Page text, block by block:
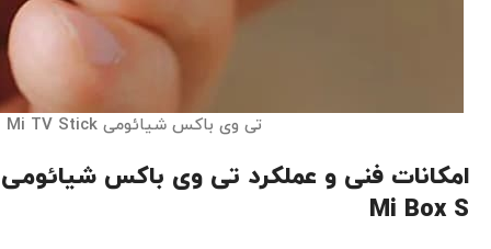
تی وی باکس شیائومی Mi TV Stick
امکانات فنی و عملکرد تی وی باکس شیائومی
Mi Box S